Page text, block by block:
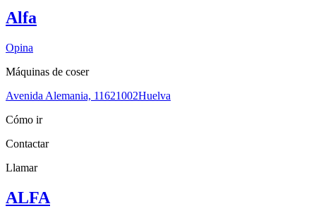
Alfa
Opina
Máquinas de coser
Avenida Alemania, 11621002Huelva
Cómo ir
Contactar
Llamar
ALFA